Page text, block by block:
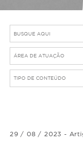
ÁREA DE ATUAÇÃO
TIPO DE CONTEÚDO
29 / 08 / 2023 -